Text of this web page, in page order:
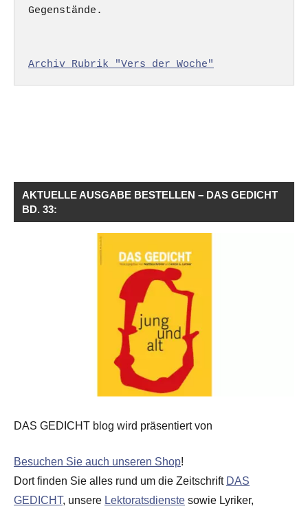
Gegenstände.
Archiv Rubrik "Vers der Woche"
AKTUELLE AUSGABE BESTELLEN – DAS GEDICHT
BD. 33:
DAS GEDICHT blog wird präsentiert von
Besuchen Sie auch unseren Shop!
Dort finden Sie alles rund um die Zeitschrift DAS
GEDICHT, unsere Lektoratsdienste sowie Lyriker,